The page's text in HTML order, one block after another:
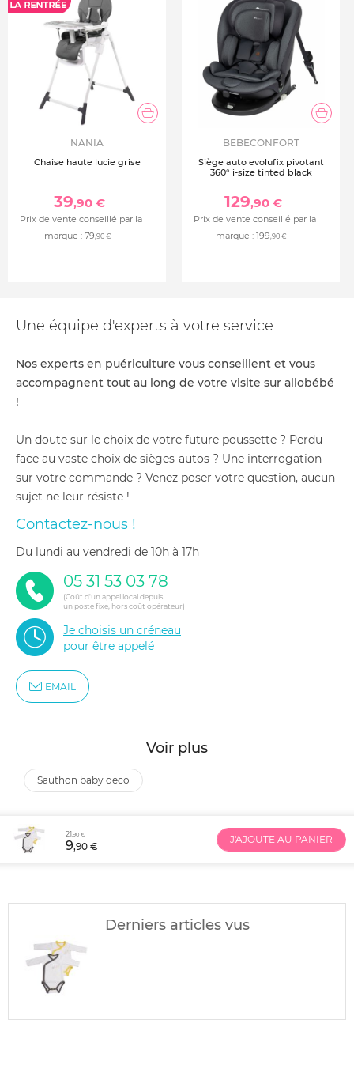
NANIA
Chaise haute lucie grise
39,90 €
Prix de vente conseillé par la
marque : 79,90 €
BEBECONFORT
Siège auto evolufix pivotant
360° i-size tinted black
129,90 €
Prix de vente conseillé par la
marque : 199,90 €
Une équipe d'experts à votre service
Nos experts en puériculture vous conseillent et vous
accompagnent tout au long de votre visite sur allobébé
!
Un doute sur le choix de votre future poussette ? Perdu
face au vaste choix de sièges-autos ? Une interrogation
sur votre commande ? Venez poser votre question, aucun
sujet ne leur résiste !
Contactez-nous !
du lundi au vendredi de 10h à 17h
05 31 53 03 78
(Coût d'un appel local depuis
un poste fixe, hors coût opérateur)
Je choisis un créneau
pour être appelé
EMAIL
Voir plus
sauthon baby deco
21,90 €
9,90 €
J'AJOUTE AU PANIER
Derniers articles vus